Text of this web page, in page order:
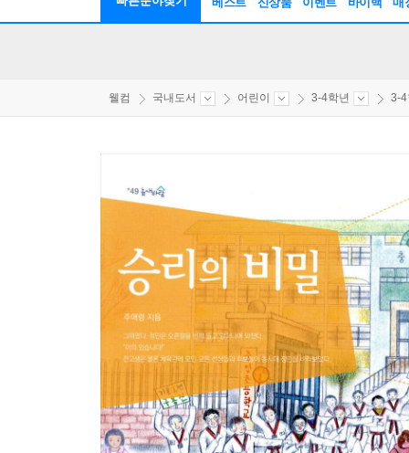
웰컴 국내도서 어린이 3-4학년 3-4